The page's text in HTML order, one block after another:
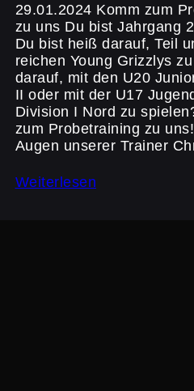
29.01.2024 Komm zum
zu uns Du bist Jahrgang
Du bist heiß darauf, Teil
rei­chen Young Grizzlys
darauf, mit den U20
II oder mit der U17
Division I Nord zu
zum Probe­trai­ning zu
Augen unserer Trainer
Weiterlesen